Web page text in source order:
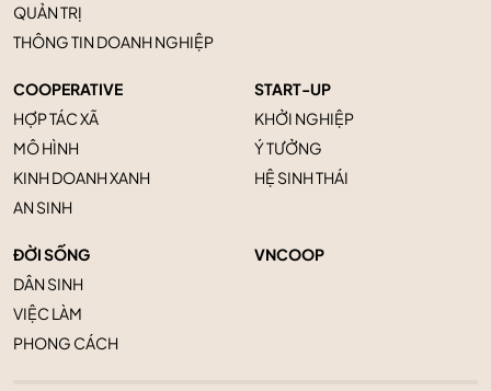
QUẢN TRỊ
THÔNG TIN DOANH NGHIỆP
COOPERATIVE
HỢP TÁC XÃ
MÔ HÌNH
KINH DOANH XANH
AN SINH
START-UP
KHỞI NGHIỆP
Ý TƯỞNG
HỆ SINH THÁI
ĐỜI SỐNG
DÂN SINH
VIỆC LÀM
PHONG CÁCH
VNCOOP